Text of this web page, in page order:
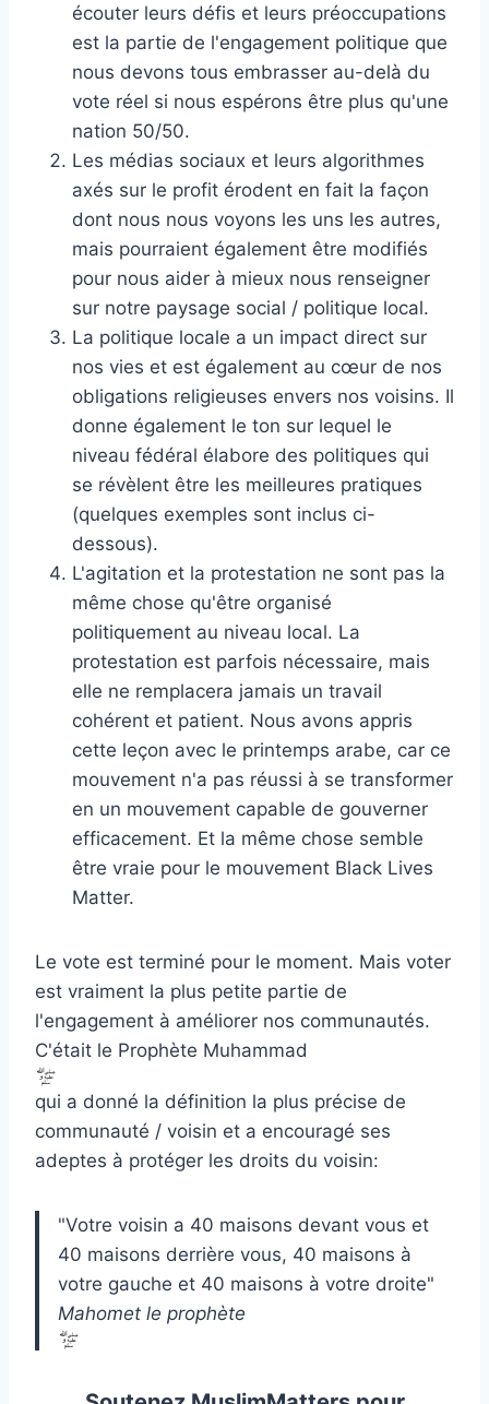
écouter leurs défis et leurs préoccupations
est la partie de l'engagement politique que
nous devons tous embrasser au-delà du
vote réel si nous espérons être plus qu'une
nation 50/50.
Les médias sociaux et leurs algorithmes
axés sur le profit érodent en fait la façon
dont nous nous voyons les uns les autres,
mais pourraient également être modifiés
pour nous aider à mieux nous renseigner
sur notre paysage social / politique local.
La politique locale a un impact direct sur
nos vies et est également au cœur de nos
obligations religieuses envers nos voisins. Il
donne également le ton sur lequel le
niveau fédéral élabore des politiques qui
se révèlent être les meilleures pratiques
(quelques exemples sont inclus ci-
dessous).
L'agitation et la protestation ne sont pas la
même chose qu'être organisé
politiquement au niveau local. La
protestation est parfois nécessaire, mais
elle ne remplacera jamais un travail
cohérent et patient. Nous avons appris
cette leçon avec le printemps arabe, car ce
mouvement n'a pas réussi à se transformer
en un mouvement capable de gouverner
efficacement. Et la même chose semble
être vraie pour le mouvement Black Lives
Matter.
Le vote est terminé pour le moment. Mais voter
est vraiment la plus petite partie de
l'engagement à améliorer nos communautés.
C'était le Prophète Muhammad
qui a donné la définition la plus précise de
communauté / voisin et a encouragé ses
adeptes à protéger les droits du voisin:
"Votre voisin a 40 maisons devant vous et
40 maisons derrière vous, 40 maisons à
votre gauche et 40 maisons à votre droite"
Mahomet le prophète